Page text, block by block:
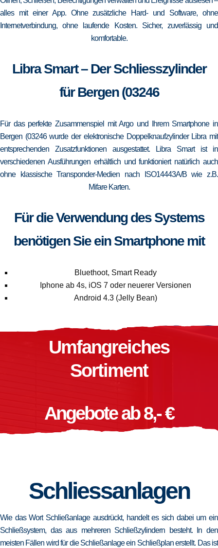
alles mit einer App. Ohne zusätzliche Hard- und Software, ohne
Internetverbindung, ohne laufende Kosten. Sicher, zuverlässig und
komfortable.
Libra Smart – Der Schliesszylinder
für Bergen (03246
Für das perfekte Zusammenspiel mit Argo und Ihrem Smartphone in
Bergen (03246 wurde der elektronische Doppelknaufzylinder Libra mit
entsprechenden Zusatzfunktionen ausgestattet. Libra Smart ist in
verschiedenen Ausführungen erhältlich und funktioniert natürlich auch
ohne klassische Transponder-Medien nach ISO14443A/B wie z.B.
Mifare Karten.
Für die Verwendung des Systems
benötigen Sie ein Smartphone mit
Bluethoot, Smart Ready
Iphone ab 4s, iOS 7 oder neuerer Versionen
Android 4.3 (Jelly Bean)
Umfangreiches
Sortiment
Angebote ab 8,- €
Schliessanlagen
Wie das Wort Schließanlage ausdrückt, handelt es sich dabei um ein
Schließsystem, das aus mehreren Schließzylindern besteht. In den
meisten Fällen wird für die Schließanlage ein Schließplan erstellt. Das ist